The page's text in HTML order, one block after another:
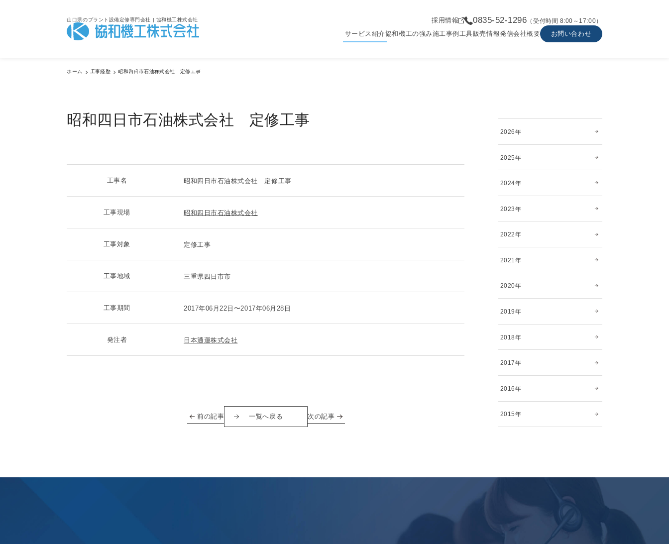
山口県のプラント設備定修専門会社 | 協和機工株式会社 採用情報 0835-52-1296 （受付時間 8:00～17:00）
サービス紹介協和機工の強み施工事例 工具販売情報発信会社概要 お問い合わせ
Service
ホーム 工事経歴 昭和四日市石油株式会社 定修工事
昭和四日市石油株式会社 定修工事
工事名 昭和四日市石油株式会社 定修工事
工事現場 昭和四日市石油株式会社
工事対象 定修工事
工事地域 三重県四日市市
工事期間 2017年06月22日〜2017年06月28日
発注者 日本通運株式会社
前の記事 一覧へ戻る 次の記事
2026年
2025年
2024年
2023年
2022年
2021年
2020年
2019年
2018年
2017年
2016年
2015年